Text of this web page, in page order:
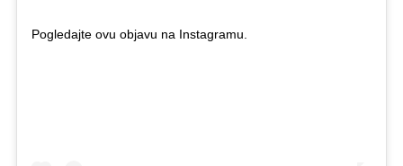
Pogledajte ovu objavu na Instagramu.